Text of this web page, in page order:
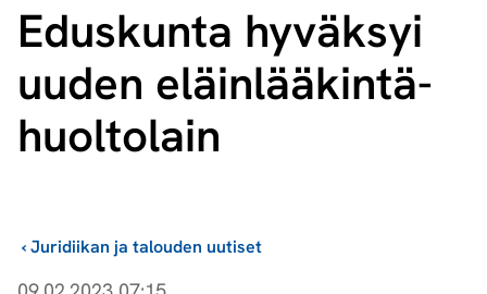
Eduskunta hyväksyi
uuden eläin­lää­kin­tä­
huol­to­lain
Juridiikan ja talouden uutiset
›